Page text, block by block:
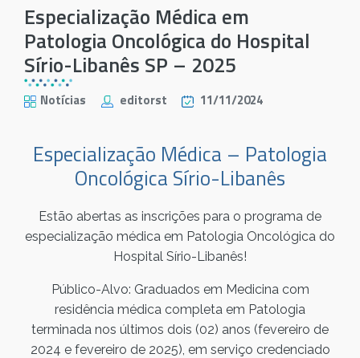
Especialização Médica em
Patologia Oncológica do Hospital
Sírio-Libanês SP – 2025
Notícias editorst 11/11/2024
Especialização Médica – Patologia
Oncológica Sírio-Libanês
Estão abertas as inscrições para o programa de
especialização médica em Patologia Oncológica do
Hospital Sírio-Libanês!
Público-Alvo: Graduados em Medicina com
residência médica completa em Patologia
terminada nos últimos dois (02) anos (fevereiro de
2024 e fevereiro de 2025), em serviço credenciado